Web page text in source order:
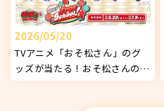
2026/05/20
TVアニメ「おそ松さん」のグ
ッズが当たる！おそ松さんの
WEBくじ 第29弾 『Our Free